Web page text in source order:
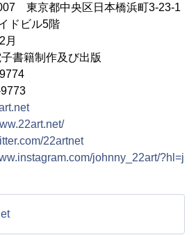
東京都中央区日本橋浜町3-23-1
ドビル5階
書籍制作及び出版
22artnet
johnny_22art/?hl=j